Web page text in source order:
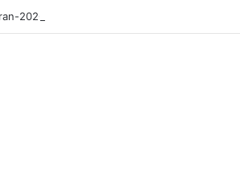
2026 — Le CRB s’adjuge le titre